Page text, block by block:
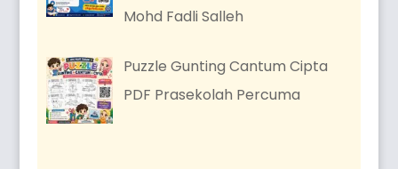
Mohd Fadli Salleh
Puzzle Gunting Cantum Cipta
PDF Prasekolah Percuma